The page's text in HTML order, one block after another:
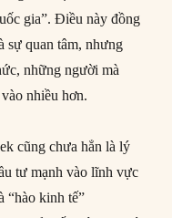
gia”. Điều này đồng
sự quan tâm, nhưng
những người mà
nhiều hơn.
cũng chưa hẳn là lý
tư mạnh vào lĩnh vực
“hào kinh tế”